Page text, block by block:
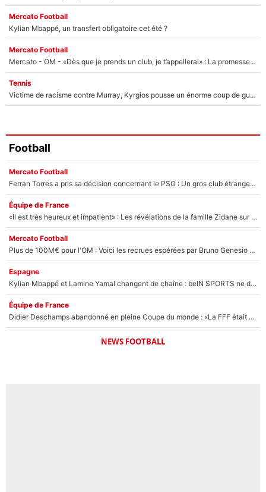
Mercato Football
Kylian Mbappé, un transfert obligatoire cet été ?
Mercato Football
Mercato - OM - «Dès que je prends un club, je t’appellerai» : La promesse de Marcelino au moment de claquer la porte
Tennis
Victime de racisme contre Murray, Kyrgios pousse un énorme coup de gueule !
Football
Mercato Football
Ferran Torres a pris sa décision concernant le PSG : Un gros club étranger prêt à relancer le feuilleton pour la signature du champion du monde 2026 !
Équipe de France
«Il est très heureux et impatient» : Les révélations de la famille Zidane sur sa prise de pouvoir en équipe de France !
Mercato Football
Plus de 100M€ pour l'OM : Voici les recrues espérées par Bruno Genesio et Grégory Lorenzi après l’opération dégraissage
Espagne
Kylian Mbappé et Lamine Yamal changent de chaîne : beIN SPORTS ne digère pas cette décision historique et prédit un fiasco pour la Liga
Équipe de France
Didier Deschamps abandonné en pleine Coupe du monde : «La FFF était déjà passée à Zinedine Zidane»
NEWS FOOTBALL